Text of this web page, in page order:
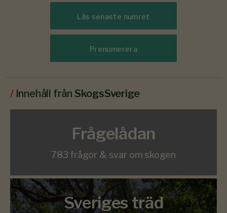
Läs senaste numret
Prenumerera
/ Innehåll från SkogsSverige
Frågelådan
783 frågor & svar om skogen
Sveriges träd